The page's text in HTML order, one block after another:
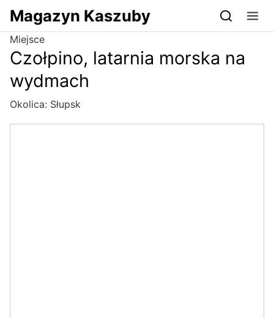
Przejdź do serwisu magazynkaszuby.pl
Magazyn Kaszuby
Miejsce
Czołpino, latarnia morska na
wydmach
Okolica: Słupsk